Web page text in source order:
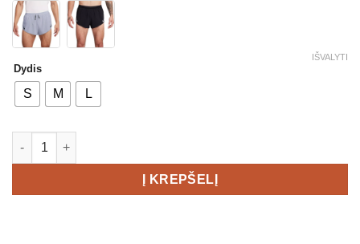
Dydis
S M L
IŠVALYTI
produkto kiekis: NIKE Aeroswift 2inch Shorts Men's
Į KREPŠELĮ